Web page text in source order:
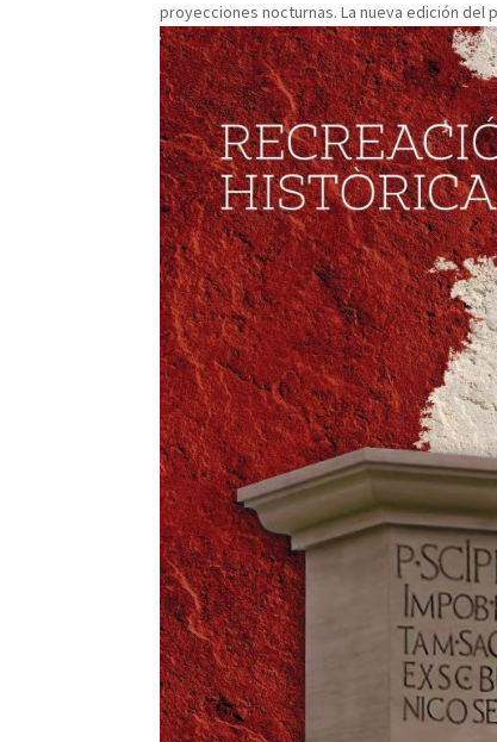
proyecciones nocturnas. La nueva edición